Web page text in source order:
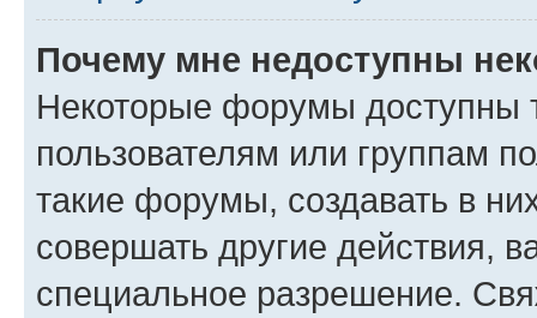
Почему мне недоступны
Некоторые форумы доступны
пользователям или группам
такие форумы, создавать в
совершать другие действия,
специальное разрешение.